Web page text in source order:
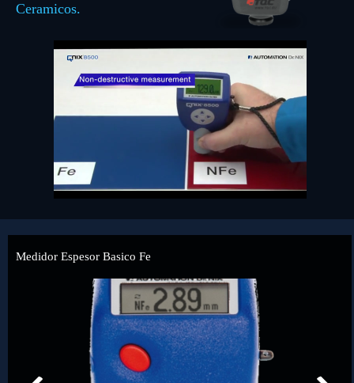
Ceramicos.
Medidor Espesor Basico Fe